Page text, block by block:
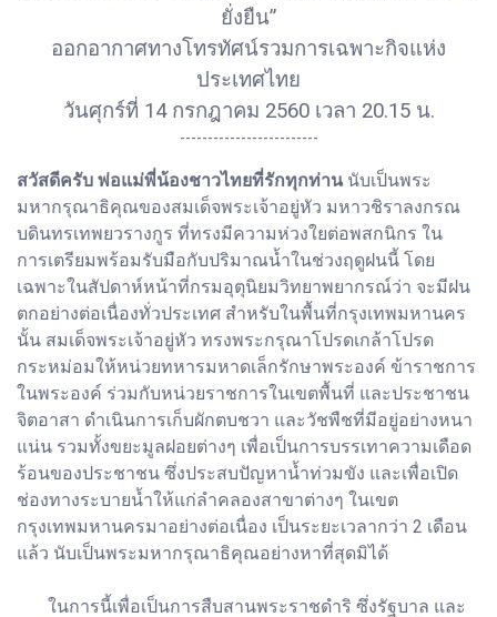
ยั่งยืน”
ออกอากาศทางโทรทัศน์รวมการเฉพาะกิจแห่ง
ประเทศไทย
วันศุกร์ที่ 14 กรกฎาคม 2560 เวลา 20.15 น.
-------------------------
สวัสดีครับ พ่อแม่พี่น้องชาวไทยที่รักทุกท่านนับเป็นพระ
มหากรุณาธิคุณของสมเด็จพระเจ้าอยู่หัว มหาวชิราลงกรณ
บดินทรเทพยวรางกูร ที่ทรงมีความห่วงใยต่อพสกนิกร ใน
การเตรียมพร้อมรับมือกับปริมาณน้ำในช่วงฤดูฝนนี้ โดย
เฉพาะในสัปดาห์หน้าที่กรมอุตุนิยมวิทยาพยากรณ์ว่า จะมีฝน
ตกอย่างต่อเนื่องทั่วประเทศ สำหรับในพื้นที่กรุงเทพมหานคร
นั้น สมเด็จพระเจ้าอยู่หัว ทรงพระกรุณาโปรดเกล้าโปรด
กระหม่อมให้หน่วยทหารมหาดเล็กรักษาพระองค์ ข้าราชการ
ในพระองค์ ร่วมกับหน่วยราชการในเขตพื้นที่ และประชาชน
จิตอาสา ดำเนินการเก็บผักตบชวา และวัชพืชที่มีอยู่อย่างหนา
แน่น รวมทั้งขยะมูลฝอยต่างๆ เพื่อเป็นการบรรเทาความเดือด
ร้อนของประชาชน ซึ่งประสบปัญหาน้ำท่วมขัง และเพื่อเปิด
ช่องทางระบายน้ำให้แก่ลำคลองสาขาต่างๆ ในเขต
กรุงเทพมหานครมาอย่างต่อเนื่อง เป็นระยะเวลากว่า 2 เดือน
แล้ว นับเป็นพระมหากรุณาธิคุณอย่างหาที่สุดมิได้
ในการนี้เพื่อเป็นการสืบสานพระราชดำริ ซึ่งรัฐบาล และ